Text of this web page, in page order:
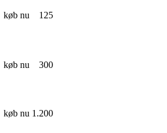
køb nu 125
køb nu 300
køb nu 1.200